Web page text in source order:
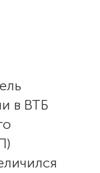
в ВТБ